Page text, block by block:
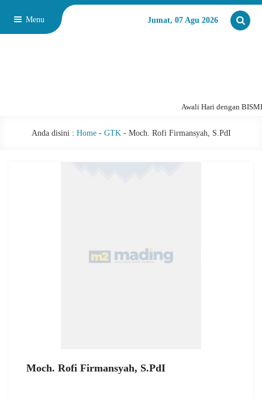
Menu Jumat, 07 Agu 2026
Awali Hari dengan
Anda disini : Home- GTK- Moch. Rofi Firmansyah, S.PdI
Moch. Rofi Firmansyah, S.PdI